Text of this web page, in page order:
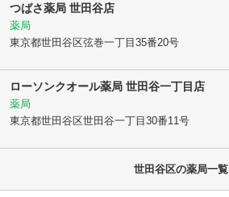
つばさ薬局 世田谷店
薬局
東京都世田谷区弦巻一丁目35番20号
ローソンクオール薬局 世田谷一丁目店
薬局
東京都世田谷区世田谷一丁目30番11号
世田谷区の薬局一覧